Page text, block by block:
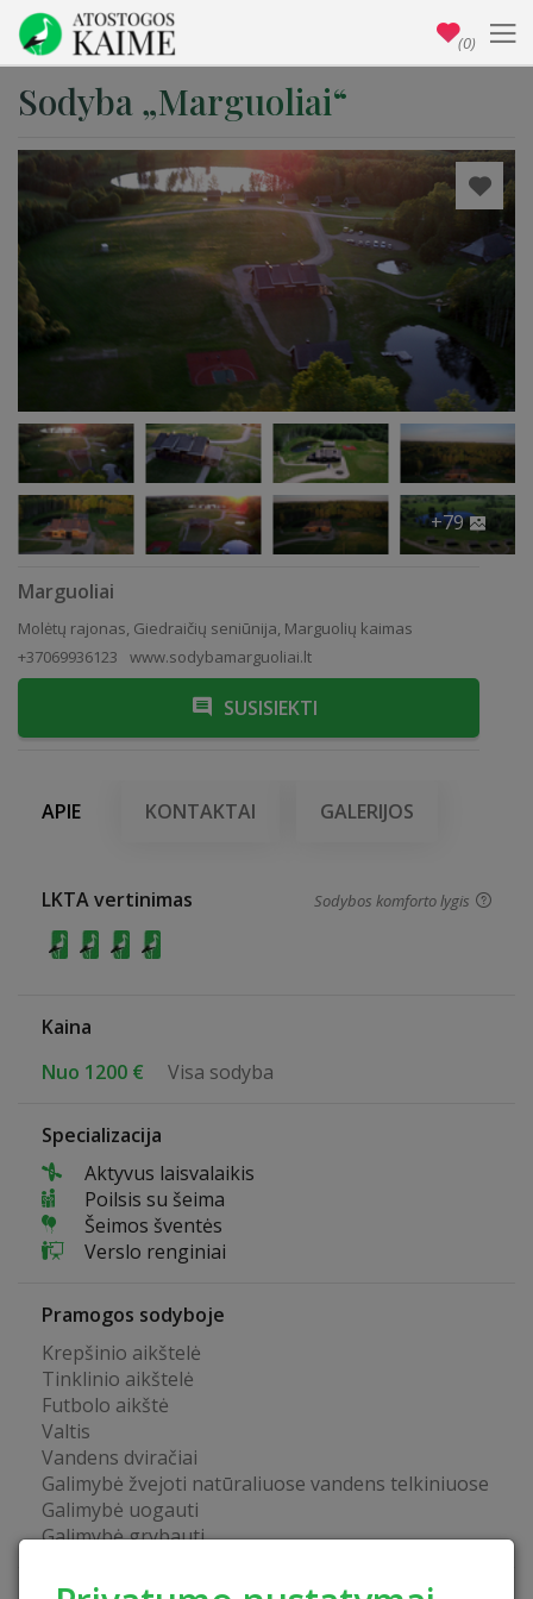
Sodyba „Marguoliai“
+79
Marguoliai
Molėtų rajonas, Giedraičių seniūnija, Marguolių kaimas
+37069936123
www.sodybamarguoliai.lt
SUSISIEKTI
APIE KONTAKTAI GALERIJOS
LKTA vertinimas Sodybos komforto lygis
Kaina
Nuo 1200 €
Visa sodyba
Specializacija
Aktyvus laisvalaikis
Poilsis su šeima
Šeimos šventės
Verslo renginiai
Pramogos sodyboje
Krepšinio aikštelė
Tinklinio aikštelė
Futbolo aikštė
Valtis
Vandens dviračiai
Galimybė žvejoti natūraliuose vandens telkiniuose
Galimybė uogauti
Galimybė grybauti
(0)